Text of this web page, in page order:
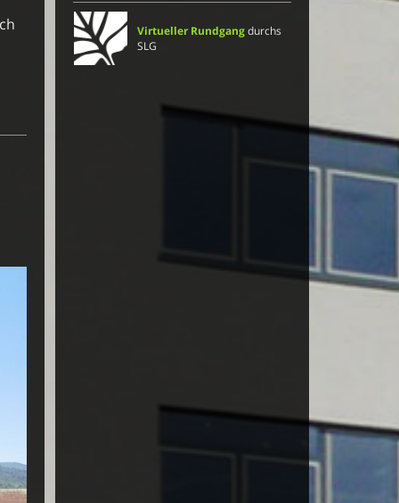
Virtueller Rundgangdurchs
SLG